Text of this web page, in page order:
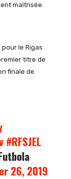
maîtrisée.
le Rigas
titre de
finale de
#RFSJEL
26, 2019